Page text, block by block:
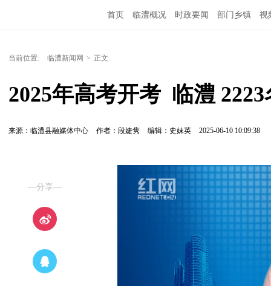
首页 临澧概况 时政要闻 部门乡镇 视
当前位置: 临澧新闻网 > 正文
2025年高考开考  临澧
来源：临澧县融媒体中心 作者：段婕隽 编辑：史妹英 2025-06-10 10:09:38
—分享—